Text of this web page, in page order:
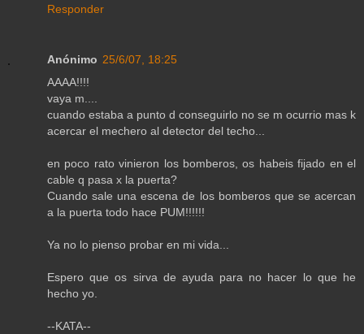
Responder
Anónimo 25/6/07, 18:25
AAAA!!!!
vaya m....
cuando estaba a punto d conseguirlo no se m ocurrio mas k
acercar el mechero al detector del techo...
en poco rato vinieron los bomberos, os habeis fijado en el
cable q pasa x la puerta?
Cuando sale una escena de los bomberos que se acercan
a la puerta todo hace PUM!!!!!!
Ya no lo pienso probar en mi vida...
Espero que os sirva de ayuda para no hacer lo que he
hecho yo.
--KATA--